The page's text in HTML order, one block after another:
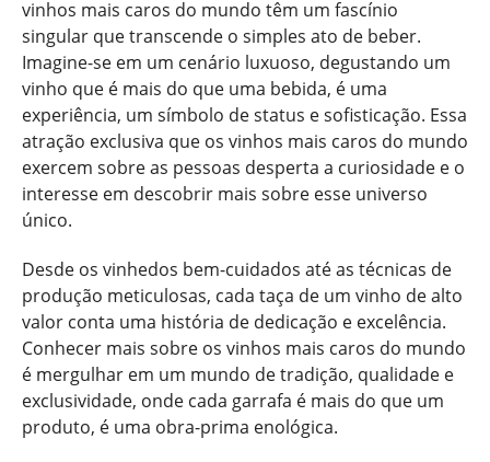
vinhos mais caros do mundo têm um fascínio
singular que transcende o simples ato de beber.
Imagine-se em um cenário luxuoso, degustando um
vinho que é mais do que uma bebida, é uma
experiência, um símbolo de status e sofisticação. Essa
atração exclusiva que os vinhos mais caros do mundo
exercem sobre as pessoas desperta a curiosidade e o
interesse em descobrir mais sobre esse universo
único.
Desde os vinhedos bem-cuidados até as técnicas de
produção meticulosas, cada taça de um vinho de alto
valor conta uma história de dedicação e excelência.
Conhecer mais sobre os vinhos mais caros do mundo
é mergulhar em um mundo de tradição, qualidade e
exclusividade, onde cada garrafa é mais do que um
produto, é uma obra-prima enológica.